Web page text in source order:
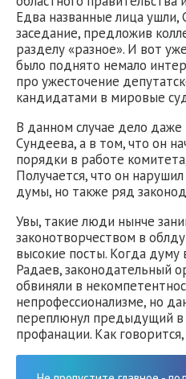
Едва названные лица
заседание, предложив
разделу «разное». И вот
было поднято немало
про ужесточение
кандидатами в мировые
В данном случае дело
Сундеева, а в том, что он
порядки в работе
Получается, что он
думы, но также ряд
Увы, такие люди нынче
законотворчеством в
высокие посты. Когда думу
Радаев, законодательный
обвиняли в
непрофессионализме, но
переплюнул предыдущий в
профанации. Как